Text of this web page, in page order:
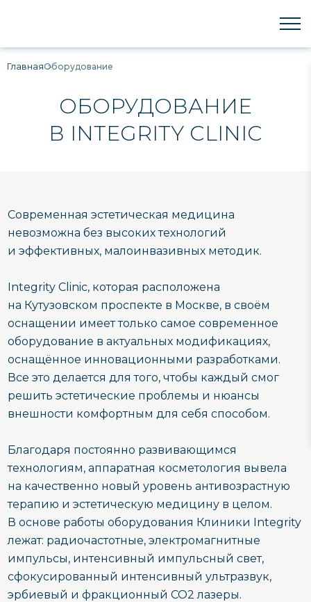
ГлавнаяОборудование
ОБОРУДОВАНИЕ
В INTEGRITY CLINIC
Современная эстетическая медицина
невозможна без высоких технологий
и эффективных, малоинвазивных методик.
Integrity Clinic, которая расположена
на Кутузовском проспекте в Москве, в своём
оснащении имеет только самое современное
оборудование в актуальных модификациях,
оснащённое инновационными разработками.
Все это делается для того, чтобы каждый смог
решить эстетические проблемы и нюансы
внешности комфортным для себя способом.
Благодаря постоянно развивающимся
технологиям, аппаратная косметология вывела
на качественно новый уровень антивозрастную
терапию и эстетическую медицину в целом.
В основе работы оборудования Клиники Integrity
лежат: радиочастотные, электромагнитные
импульсы, интенсивный импульсный свет,
сфокусированный интенсивный ультразвук,
эрбиевый и фракционный CO2 лазеры.